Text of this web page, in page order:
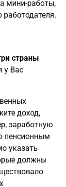
мини-работы,
страны
у Вас
доход,
заработную
пенсионным
указать
должны